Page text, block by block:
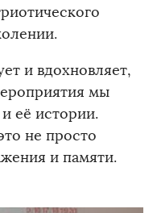
и вдохновляет,
мы
её истории.
не просто
и памяти.